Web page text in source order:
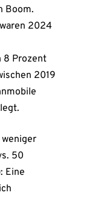
Boom.
2024
8 Prozent
2019
50
Eine